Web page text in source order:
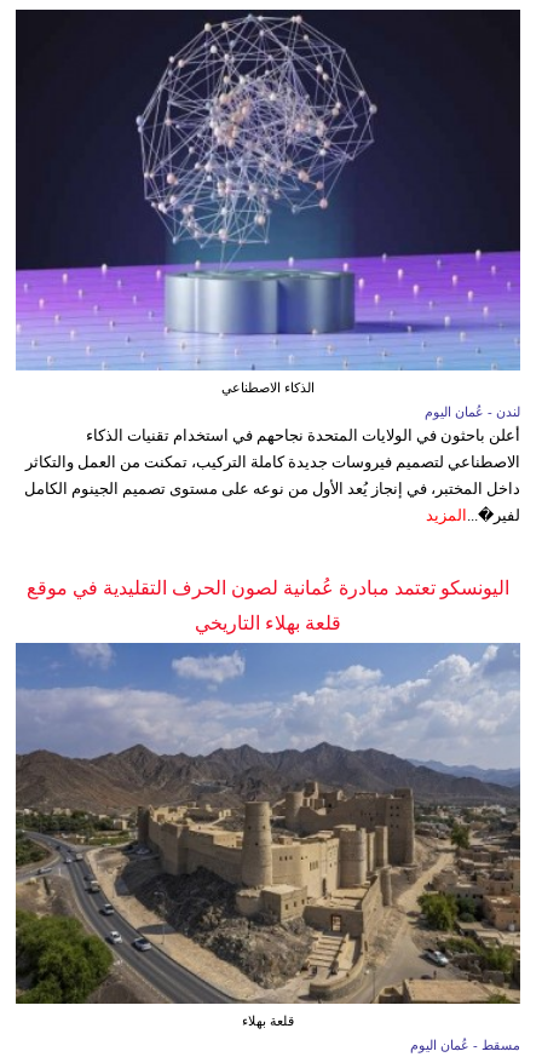
الذكاء الاصطناعي
لندن - عُمان اليوم
أعلن باحثون في الولايات المتحدة نجاحهم في استخدام تقنيات الذكاء
الاصطناعي لتصميم فيروسات جديدة كاملة التركيب، تمكنت من العمل والتكاثر
داخل المختبر، في إنجاز يُعد الأول من نوعه على مستوى تصميم الجينوم الكامل
لفير�...
المزيد
اليونسكو تعتمد مبادرة عُمانية لصون الحرف التقليدية في موقع
قلعة بهلاء التاريخي
قلعة بهلاء
مسقط - عُمان اليوم